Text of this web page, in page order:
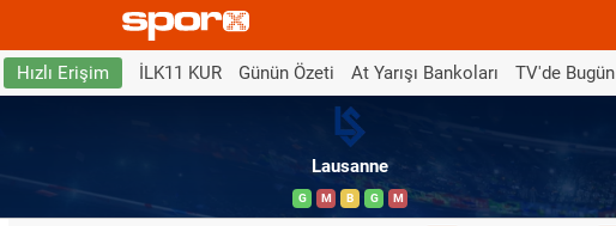
Hızlı Erişim İLK11 KUR Günün Özeti At Yarışı Bankoları TV'de Bugün
Lausanne
G M B G M